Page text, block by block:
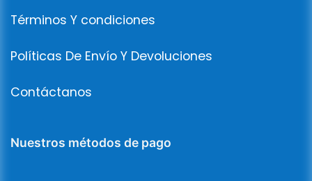
Términos Y condiciones
Políticas De Envío Y Devoluciones
Contáctanos
Nuestros métodos de pago